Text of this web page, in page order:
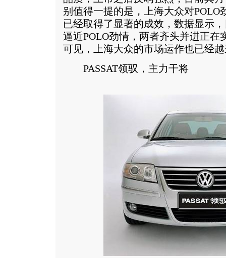
别值得一提的是，上海大众对POLO
已经取得了显著的成效，数据显示
逼近POLO劲情，两者齐头并进正在
可见，上海大众的市场运作也已经
PASSAT领驭，主力干将